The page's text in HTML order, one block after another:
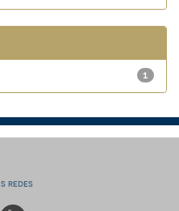
1
redes